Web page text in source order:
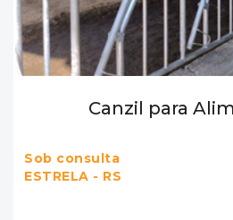
Canzil para
Sob consulta
ESTRELA - RS